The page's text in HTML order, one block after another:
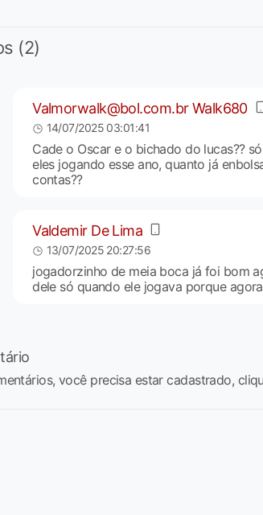
(2)
Valmorwalk@bol.com.brWalk680
14/07/2025 03:01:41
Cade o Oscar e o bichado do lucas??
eles jogando esse ano, quanto já
contas??
Valdemir De Lima
13/07/2025 20:27:56
jogadorzinho de meia boca já foi bom
dele só quando ele jogava porque
você precisa estar cadastrado,